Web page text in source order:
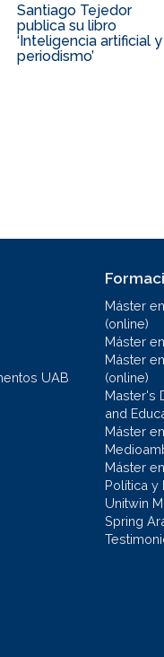
Santiago Tejedor
publica su libro
‘Inteligencia artificial y
periodismo’
UAB
Máster
(online)
Máster
Máster
(online)
Master's
and
Máster
Máster
Política y
Unitwin
Spring